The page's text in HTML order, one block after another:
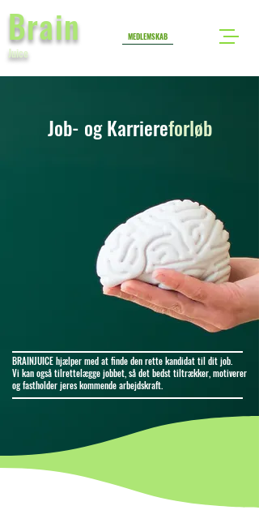
Brain MEDLEMSKAB
Juice
Job- og Karriereforløb
BRAINJUICE hjælper med at finde den rette kandidat til dit job.
Vi kan også tilrettelægge jobbet, så det bedst tiltrækker, motiverer
og fastholder jeres kommende arbejdskraft.